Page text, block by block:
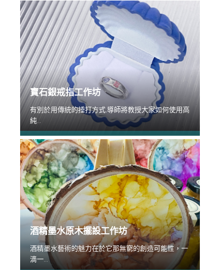
寶石銀戒指工作坊
有別於用傳統的捶打方式,導師將教授大家如何使用高
純...
酒精墨水原木擺設工作坊
酒精墨水藝術的魅力在於它那無窮的創造可能性，一
滴一...